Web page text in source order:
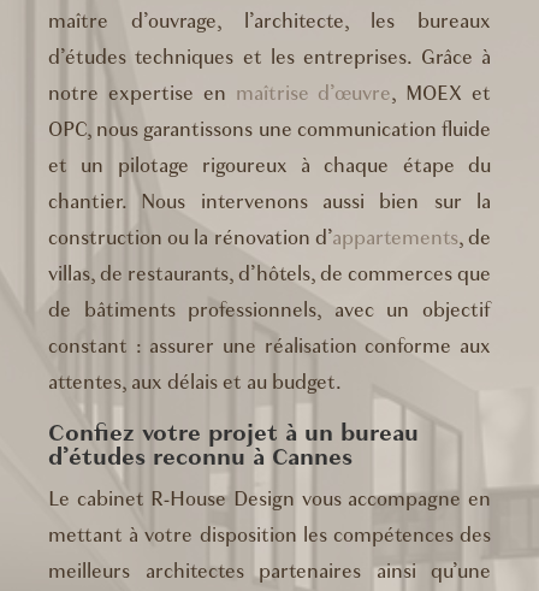
maître d’ouvrage, l’architecte, les bureaux
d’études techniques et les entreprises. Grâce à
notre expertise en maîtrise d’œuvre, MOEX et
OPC, nous garantissons une communication fluide
et un pilotage rigoureux à chaque étape du
chantier. Nous intervenons aussi bien sur la
construction ou la rénovation d’appartements, de
villas, de restaurants, d’hôtels, de commerces que
de bâtiments professionnels, avec un objectif
constant : assurer une réalisation conforme aux
attentes, aux délais et au budget.
Confiez votre projet à un bureau
d’études reconnu à Cannes
Le cabinet R-House Design vous accompagne en
mettant à votre disposition les compétences des
meilleurs architectes partenaires ainsi qu’une